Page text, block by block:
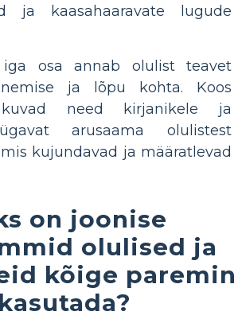
ja kaasahaaravate lugude
iga osa annab olulist teavet
ja lõpu kohta. Koos
need kirjanikele ja
arusaama olulistest
kujundavad ja määratlevad
on joonise
olulised ja
kõige
kasutada?